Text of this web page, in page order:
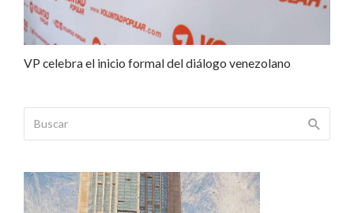
VP celebra el inicio formal del diálogo venezolano